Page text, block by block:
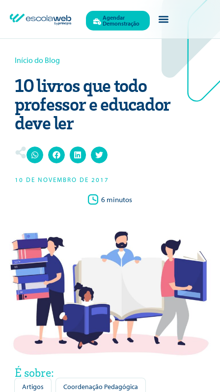
Agendar
Demonstração
Início do Blog
10 livros que todo
professor e educador
deve ler
10 DE NOVEMBRO DE 2017
6 minutos
É sobre:
Artigos Coordenação Pedagógica